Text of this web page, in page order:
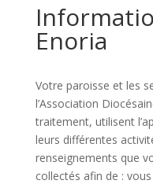
Enoria
Votre paroisse et les
l’Association
traitement, utilisent
leurs différentes
renseignements que
collectés afin de :